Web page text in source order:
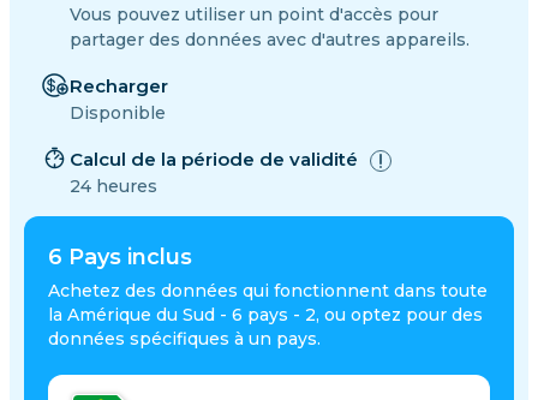
6 Pays inclus
Achetez des données qui fonctionnent dans toute
la Amérique du Sud - 6 pays - 2, ou optez pour des
données spécifiques à un pays.
Vous pouvez utiliser un point d'accès pour
partager des données avec d'autres appareils.
Recharger
Disponible
Calcul de la période de validité
24 heures